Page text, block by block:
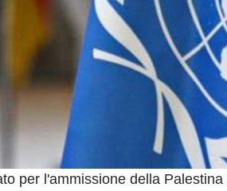
per l'ammissione della